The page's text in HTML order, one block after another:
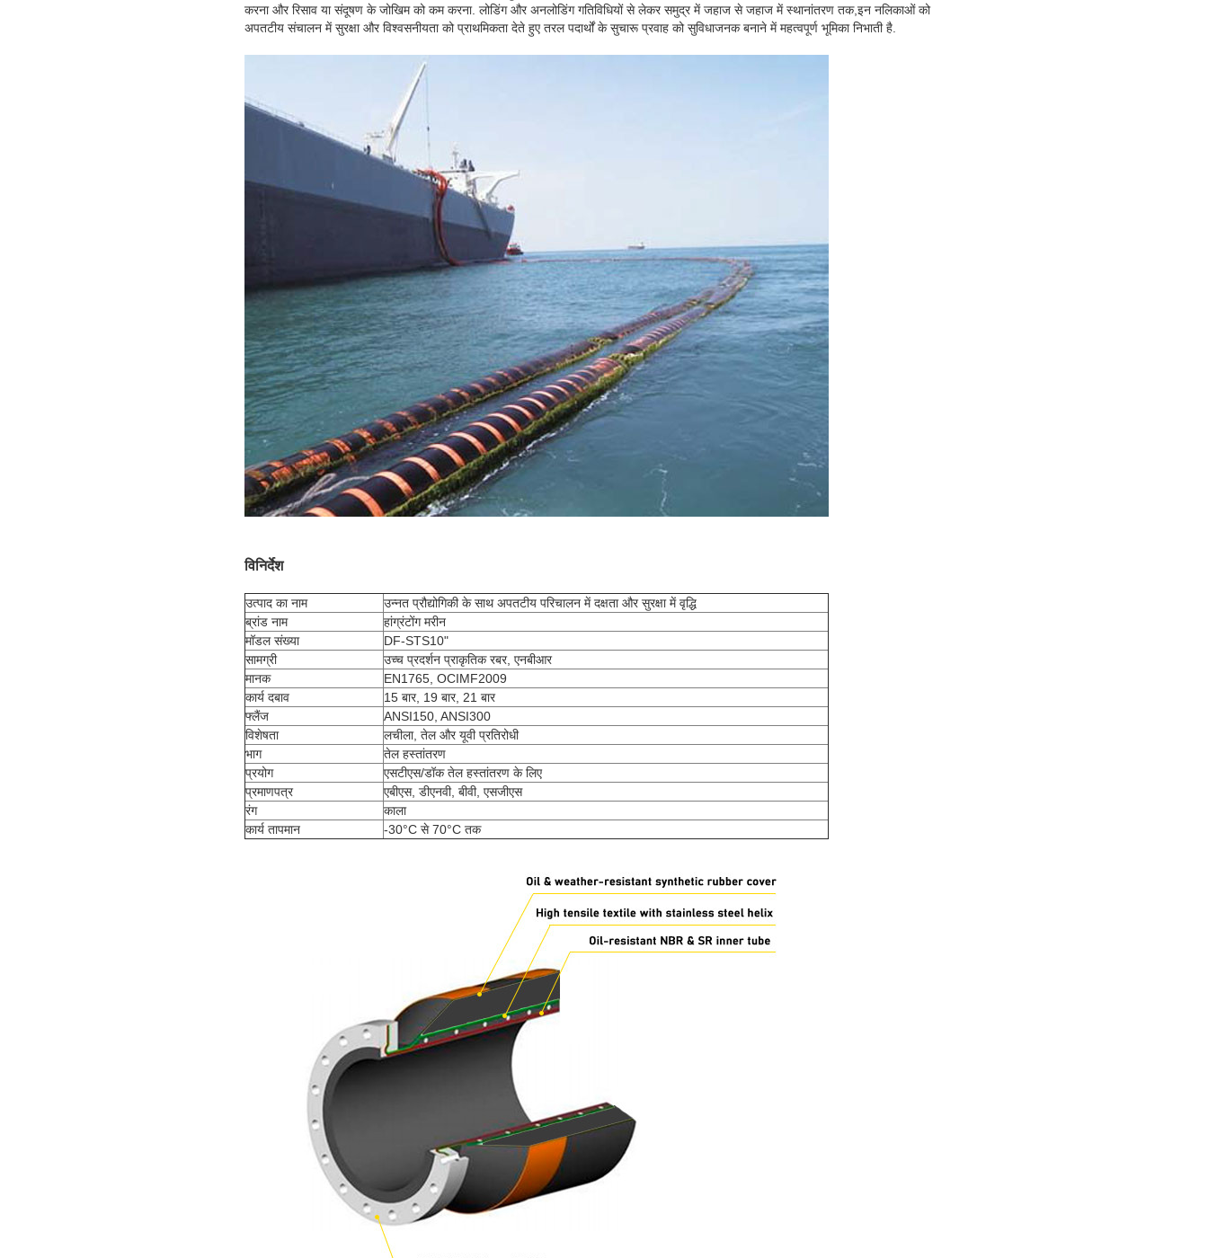
करना और रिसाव या संदूषण के जोखिम को कम करना. लोडिंग और अनलोडिंग गतिविधियों से लेकर समुद्र में जहाज से जहाज में स्थानांतरण तक,इन नलिकाओं को
अपतटीय संचालन में सुरक्षा और विश्वसनीयता को प्राथमिकता देते हुए तरल पदार्थों के सुचारू प्रवाह को सुविधाजनक बनाने में महत्वपूर्ण भूमिका निभाती है.
विनिर्देश
उत्पाद का नाम
उन्नत प्रौद्योगिकी के साथ अपतटीय परिचालन में दक्षता और सुरक्षा में वृद्धि
ब्रांड नाम
हांग्रंटोंग मरीन
मॉडल संख्या
DF-STS10"
सामग्री
उच्च प्रदर्शन प्राकृतिक रबर, एनबीआर
मानक
EN1765, OCIMF2009
कार्य दबाव
15 बार, 19 बार, 21 बार
फ्लैंज
ANSI150, ANSI300
विशेषता
लचीला, तेल और यूवी प्रतिरोधी
भाग
तेल हस्तांतरण
प्रयोग
एसटीएस/डॉक तेल हस्तांतरण के लिए
प्रमाणपत्र
एबीएस, डीएनवी, बीवी, एसजीएस
रंग
काला
कार्य तापमान
-30°C से 70°C तक